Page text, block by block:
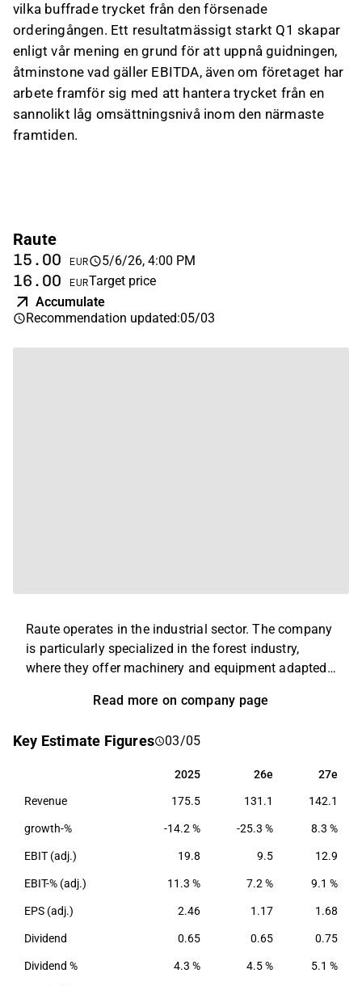
vilka buffrade trycket från den försenade
orderingången. Ett resultatmässigt starkt Q1 skapar
enligt vår mening en grund för att uppnå guidningen,
åtminstone vad gäller EBITDA, även om företaget har
arbete framför sig med att hantera trycket från en
sannolikt låg omsättningsnivå inom den närmaste
framtiden.
Raute
15.00 EUR 5/6/26, 4:00 PM
16.00 EURTarget price
Accumulate
Recommendation updated:05/03
Raute operates in the industrial sector. The company
is particularly specialized in the forest industry,
where they offer machinery and equipment adapted
plywood and laminate. In addition, the company
modernization of equipment. Operations are held on
headquarters are located in Nastola.
Read more on company page
Key Estimate Figures 03/05
2025 26e 27e
2025 26e 27e
Revenue 175.5 131.1 142.1
growth-% -14.2 % -25.3 % 8.3 %
EBIT (adj.) 19.8 9.5 12.9
EBIT-% (adj.) 11.3 % 7.2 % 9.1 %
EPS (adj.) 2.46 1.17 1.68
Dividend 0.65 0.65 0.75
Dividend % 4.3 % 4.5 % 5.1 %